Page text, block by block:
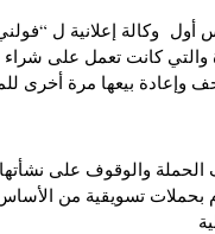
وكالة إعلانية ل “فولني
كانت تعمل على شراء
بيعها مرة أخرى
والوقوف على نشأتها
تسويقية من الأساس